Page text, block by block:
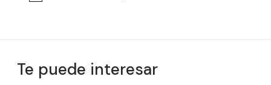
Te puede interesar